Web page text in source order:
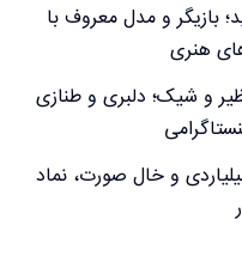
بازیگر و مدل معروف با
هنری
و شیک؛ دلبری و طنازی
و خال صورت، نماد